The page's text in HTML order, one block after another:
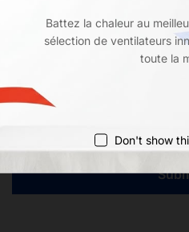
Enregistrer mon nom, mon e-
Battez la chaleur au
sélection de ventilateurs
toute la
Don't show